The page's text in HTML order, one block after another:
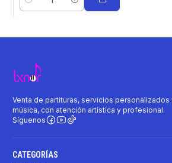
Cantidad
Venta de partituras, servicios
música, con atención artística y profesional.
Síguenos
CATEGORÍAS